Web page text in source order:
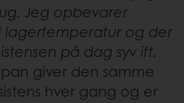
Jeg opbevarer
lagertemperatur og der
på dag syv ift.
giver den samme
hver gang og er